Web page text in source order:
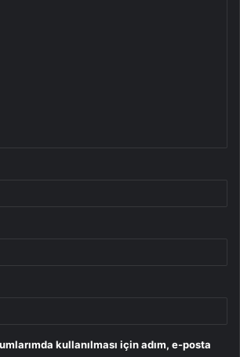
kullanılması için adım, e-posta